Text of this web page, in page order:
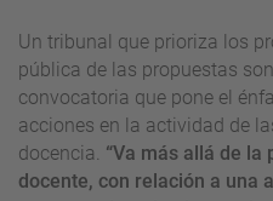
Un tribunal que prioriza los
pública de las propuestas
convocatoria que pone el
acciones en la actividad de
docencia. “Va más allá de la
docente, con relación a una